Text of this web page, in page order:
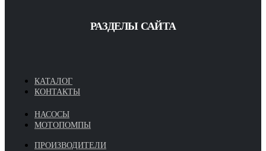
РАЗДЕЛЫ САЙТА
КАТАЛОГ
КОНТАКТЫ
НАСОСЫ
МОТОПОМПЫ
ПРОИЗВОДИТЕЛИ